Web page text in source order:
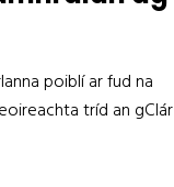
poiblí ar fud na
tríd an gClár